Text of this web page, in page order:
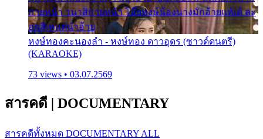
กายหน้า วนาสิกายหน้า โอ๊ยหงษ์น้องนางมักอ้ายแท้เด้ ละ
อกสิเพแต่นำอ้าย
หงษ์ทองคะนองลำ - หงษ์ทอง ดาวอุดร (ซาวด์ดนตรี)
(KARAOKE)
73 views • 03.07.2569
สารคดี | DOCUMENTARY
สารคดีทั้งหมด DOCUMENTARY ALL